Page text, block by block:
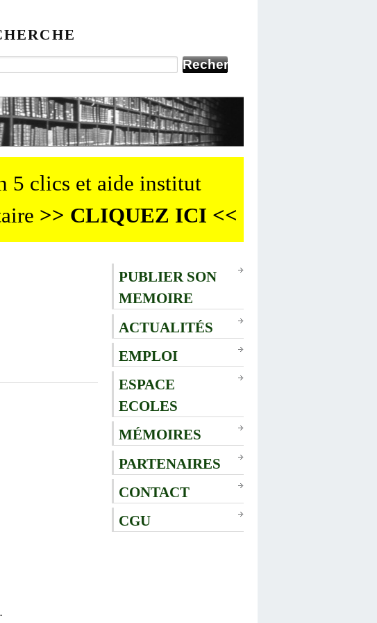
5 clics et aide institut
>> CLIQUEZ ICI <<
PUBLIER SON
MEMOIRE
ACTUALITÉS
EMPLOI
ESPACE
ECOLES
MÉMOIRES
PARTENAIRES
CONTACT
CGU